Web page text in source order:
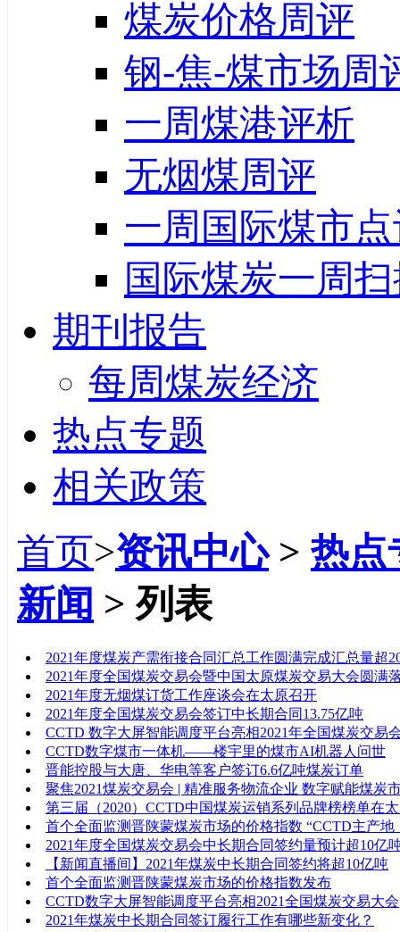
煤炭价格周评
钢-焦-煤市场周
一周煤港评析
无烟煤周评
一周国际煤市
国际煤炭一周
期刊报告
每周煤炭经济
热点专题
相关政策
首页>资讯中心> 热点
新闻 > 列表
2021年度煤炭产需衔接合同汇总工作圆满完成汇总量超
2021年度全国煤炭交易会暨中国太原煤炭交易大会圆满
2021年度无烟煤订货工作座谈会在太原召开
2021年度全国煤炭交易会签订中长期合同13.75亿吨
CCTD 数字大屏智能调度平台亮相2021年全国煤炭交易
CCTD数字煤市一体机——楼宇里的煤市AI机器人问世
晋能控股与大唐、华电等客户签订6.6亿吨煤炭订单
聚焦2021煤炭交易会 | 精准服务物流企业 数字赋能煤炭
第三届（2020）CCTD中国煤炭运销系列品牌榜榜单在
首个全面监测晋陕蒙煤炭市场的价格指数 “CCTD主产
2021年度全国煤炭交易会中长期合同签约量预计超10亿
【新闻直播间】2021年煤炭中长期合同签约将超10亿吨
首个全面监测晋陕蒙煤炭市场的价格指数发布
CCTD数字大屏智能调度平台亮相2021全国煤炭交易大会
2021年煤炭中长期合同签订履行工作有哪些新变化？